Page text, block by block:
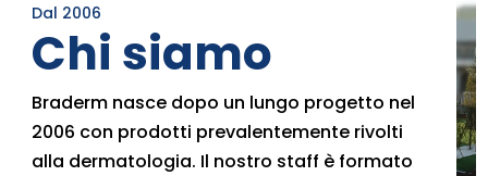
Dal 2006
Chi siamo
Braderm nasce dopo un lungo progetto nel
2006 con prodotti prevalentemente rivolti
alla dermatologia. Il nostro staff è formato